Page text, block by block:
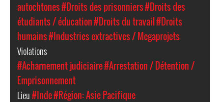
autochtones#Droits des prisonniers#Droits des
étudiants / éducation#Droits du travail#Droits
humains#Industries extractives / Megaprojets
Violations
#Acharnement judiciaire#Arrestation / Détention /
Emprisonnement
Lieu#Inde#Région: Asie Pacifique